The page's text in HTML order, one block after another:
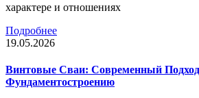
характере и отношениях
Подробнее
19.05.2026
Винтовые Сваи: Современный
Фундаментостроению